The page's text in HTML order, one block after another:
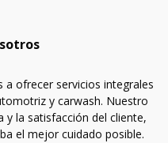
ofrecer servicios integrales
y carwash. Nuestro
y la satisfacción del cliente,
el mejor cuidado posible.